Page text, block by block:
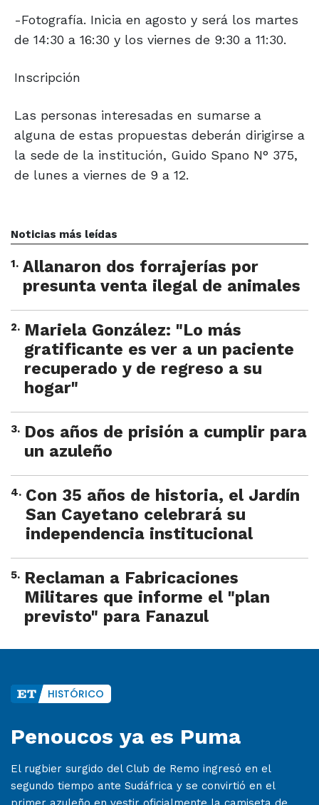
-Fotografía. Inicia en agosto y será los martes
de 14:30 a 16:30 y los viernes de 9:30 a 11:30.
Inscripción
Las personas interesadas en sumarse a
alguna de estas propuestas deberán dirigirse a
la sede de la institución, Guido Spano N° 375,
de lunes a viernes de 9 a 12.
Noticias más leídas
1. Allanaron dos forrajerías por
presunta venta ilegal de animales
2. Mariela González: "Lo más
gratificante es ver a un paciente
recuperado y de regreso a su
hogar"
3. Dos años de prisión a cumplir para
un azuleño
4. Con 35 años de historia, el Jardín
San Cayetano celebrará su
independencia institucional
5. Reclaman a Fabricaciones
Militares que informe el "plan
previsto" para Fanazul
HISTÓRICO
Penoucos ya es Puma
El rugbier surgido del Club de Remo ingresó en el
segundo tiempo ante Sudáfrica y se convirtió en el